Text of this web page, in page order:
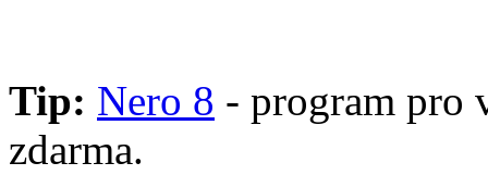
Tip: Nero 8 - program pro
zdarma.